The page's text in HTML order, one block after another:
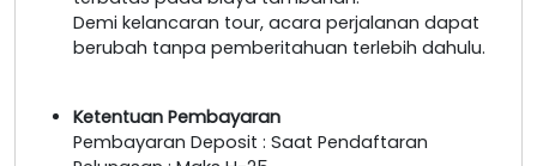
Demi kelancaran tour, acara perjalanan dapat
berubah tanpa pemberitahuan terlebih dahulu.
Ketentuan Pembayaran
Pembayaran Deposit : Saat Pendaftaran